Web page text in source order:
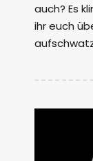
auch? Es
ihr euch